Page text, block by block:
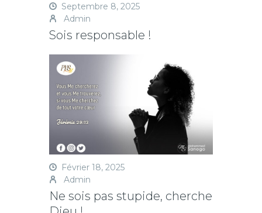
Septembre 8, 2025
Admin
Sois responsable !
Février 18, 2025
Admin
Ne sois pas stupide, cherche